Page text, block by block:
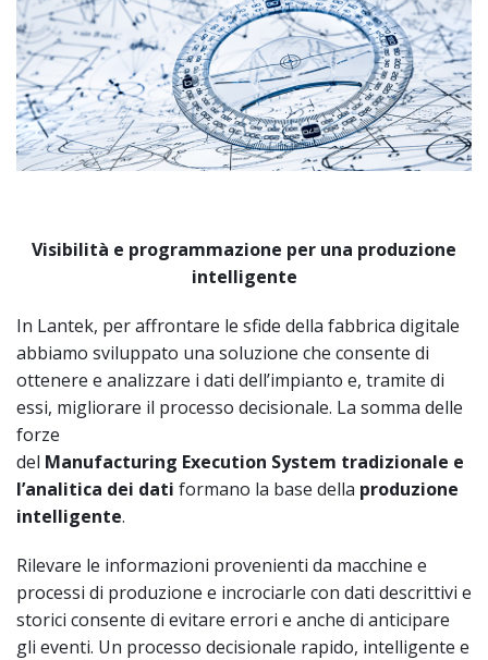
Visibilità e programmazione per una produzione
intelligente
In Lantek, per affrontare le sfide della fabbrica digitale
abbiamo sviluppato una soluzione che consente di
ottenere e analizzare i dati dell’impianto e, tramite di
essi, migliorare il processo decisionale. La somma delle
forze
del Manufacturing Execution System tradizionale e
l’analitica dei dati formano la base della produzione
intelligente.
Rilevare le informazioni provenienti da macchine e
processi di produzione e incrociarle con dati descrittivi e
storici consente di evitare errori e anche di anticipare
gli eventi. Un processo decisionale rapido, intelligente e